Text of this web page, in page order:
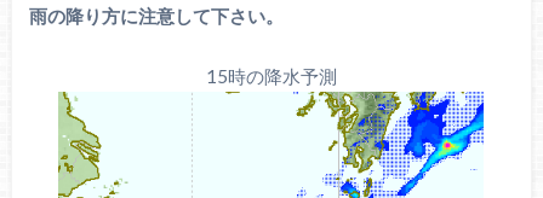
雨の降り方に注意して下さい。
15時の降水予測